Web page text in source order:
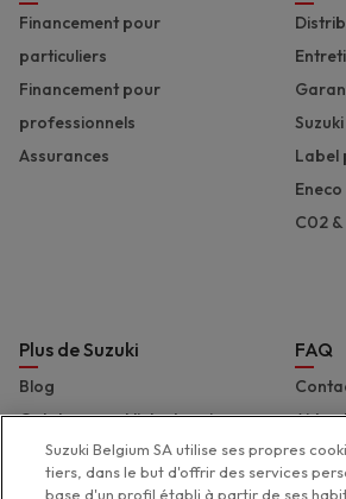
Financement pour
particuliers
Financement pour
professionnels
Assurances
Label
Eneco
C02
Plus de Suzuki
Blog
Catalogues et liste de prix
Presse
Suzuki Marine
FAQ
Aide
Suzuki Belgium SA utilise ses propres
tiers, dans le but d'offrir des services
base d'un profil établi à partir de ses